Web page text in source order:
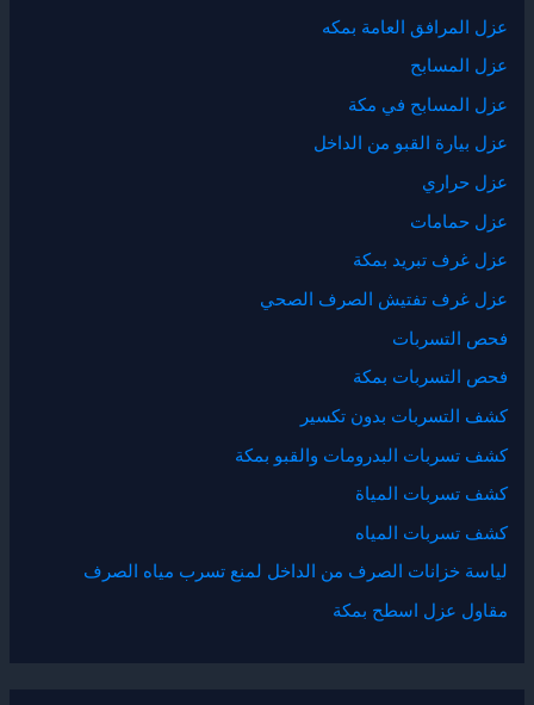
عزل المرافق العامة بمكه
عزل المسابح
عزل المسابح في مكة
عزل بيارة القبو من الداخل
عزل حراري
عزل حمامات
عزل غرف تبريد بمكة
عزل غرف تفتيش الصرف الصحي
فحص التسربات
فحص التسربات بمكة
كشف التسربات بدون تكسير
كشف تسربات البدرومات والقبو بمكة
كشف تسربات المياة
كشف تسربات المياه
لياسة خزانات الصرف من الداخل لمنع تسرب مياه الصرف
مقاول عزل اسطح بمكة